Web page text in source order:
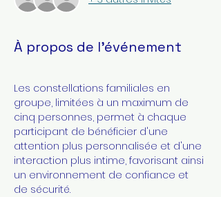
À propos de l'événement
Les constellations familiales en
groupe, limitées à un maximum de
cinq personnes, permet à chaque
participant de bénéficier d'une
attention plus personnalisée et d'une
interaction plus intime, favorisant ainsi
un environnement de confiance et
de sécurité.